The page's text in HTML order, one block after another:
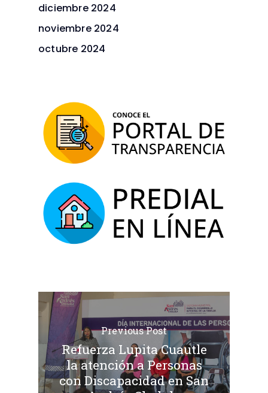
diciembre 2024
noviembre 2024
octubre 2024
Previous Post
Refuerza Lupita Cuautle
la atención a Personas
con Discapacidad en San